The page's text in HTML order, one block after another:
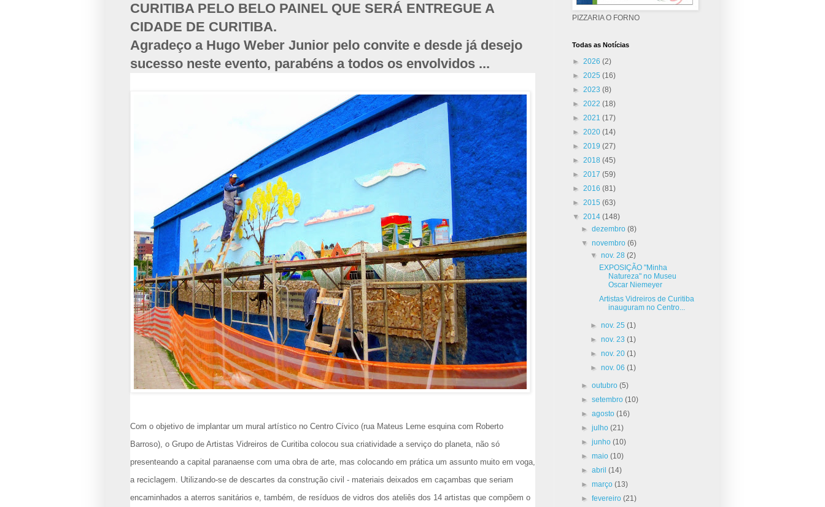
CURITIBA PELO BELO PAINEL QUE SERÁ ENTREGUE A
CIDADE DE CURITIBA.
Agradeço a Hugo Weber Junior pelo convite e desde já desejo
sucesso neste evento, parabéns a todos os envolvidos ...
Com o objetivo de implantar um mural artístico no Centro Cívico (rua Mateus Leme esquina com Roberto
Barroso), o Grupo de Artistas Vidreiros de Curitiba colocou sua criatividade a serviço do planeta, não só
presenteando a capital paranaense com uma obra de arte, mas colocando em prática um assunto muito em voga,
a reciclagem. Utilizando-se de descartes da construção civil - materiais deixados em caçambas que seriam
encaminhados a aterros sanitários e, também, de resíduos de vidros dos ateliês dos 14 artistas que compõem o
PIZZARIA O FORNO
Todas as Notícias
► 2026 (2)
► 2025 (16)
► 2023 (8)
► 2022 (18)
► 2021 (17)
► 2020 (14)
► 2019 (27)
► 2018 (45)
► 2017 (59)
► 2016 (81)
► 2015 (63)
▼ 2014 (148)
►dezembro(8)
▼novembro(6)
▼ nov. 28 (2)
EXPOSIÇÃO "Minha
Natureza" no Museu
Oscar Niemeyer
Artistas Vidreiros de Curitiba
inauguram no Centro...
► nov. 25 (1)
► nov. 23 (1)
► nov. 20 (1)
► nov. 06 (1)
►outubro(5)
►setembro(10)
►agosto(16)
►julho(21)
►junho(10)
►maio(10)
►abril(14)
►março(13)
►fevereiro(21)